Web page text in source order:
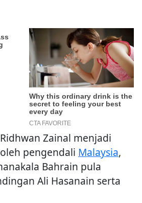
Zainal menjadi
pengendali Malaysia,
Bahrain pula
Ali Hasanain serta